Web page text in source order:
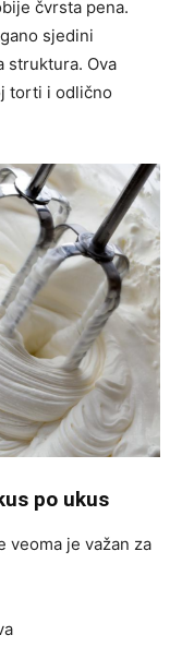
čvrsta pena.
sjedini
struktura. Ova
torti i odlično
po ukus
veoma je važan za